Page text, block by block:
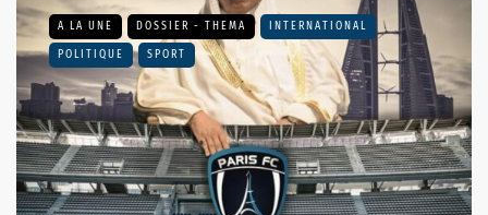
A LA UNE DOSSIER - THEMA INTERNATIONAL
POLITIQUE SPORT